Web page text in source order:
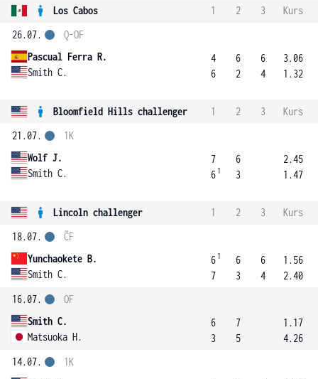
Los Cabos 1 2 3
Kurs
26.07.
Pascual Ferra R.
Smith C.
Q-OF
4
6
6
2
6
4
3.06
1.32
Bloomfield Hills challenger 1 2 3
Kurs
21.07.
Wolf J.
Smith C.
1K
7
6 1
6
3
2.45
1.47
Lincoln challenger 1 2 3
Kurs
18.07.
Yunchaokete B.
Smith C.
ČF
6 1
7
6
3
6
4
1.56
2.40
16.07.
Smith C.
Matsuoka H.
OF
6
3
7
5
1.17
4.26
14.07.
1K